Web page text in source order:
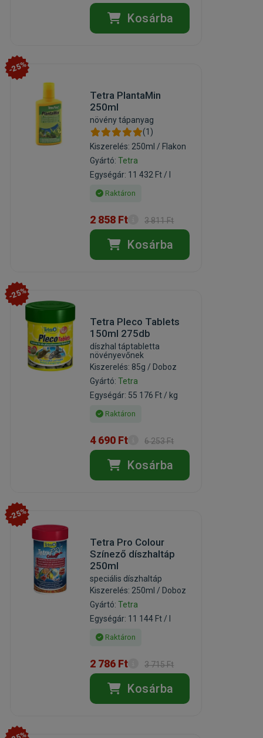
Kosárba
-25%
Tetra PlantaMin
250ml
növény tápanyag
(1)
Kiszerelés: 250ml / Flakon
Gyártó:Tetra
Egységár: 11 432 Ft / l
Raktáron
2 858 Ft 3 811 Ft
Kosárba
-25%
Tetra Pleco Tablets
150ml 275db
díszhal táptabletta
növényevőnek
Kiszerelés: 85g / Doboz
Gyártó:Tetra
Egységár: 55 176 Ft / kg
Raktáron
4 690 Ft 6 253 Ft
Kosárba
-25%
Tetra Pro Colour
Színező díszhaltáp
250ml
speciális díszhaltáp
Kiszerelés: 250ml / Doboz
Gyártó:Tetra
Egységár: 11 144 Ft / l
Raktáron
2 786 Ft 3 715 Ft
Kosárba